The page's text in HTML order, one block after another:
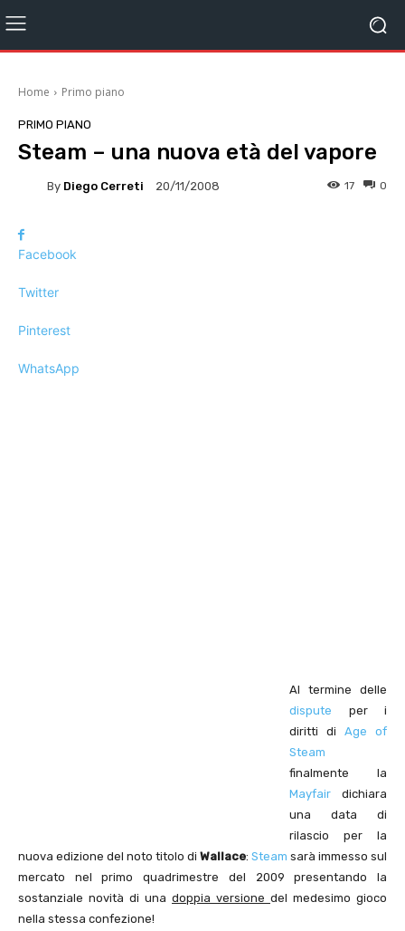
Home Primo piano
PRIMO PIANO
Steam – una nuova età del vapore
By Diego Cerreti 20/11/2008 0
17
Facebook
Twitter
Pinterest
WhatsApp
Al termine delle
dispute per i
diritti di Age of
Steam
finalmente la
Mayfair dichiara
una data di
rilascio per la
nuova edizione del noto titolo di Wallace: Steam sarà immesso sul
mercato nel primo quadrimestre del 2009 presentando la
sostanziale novità di una doppia versione del medesimo gioco
nella stessa confezione!